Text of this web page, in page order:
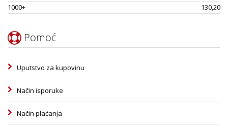
1000+
130,20
Pomoć
Uputstvo za kupovinu
Način isporuke
Način plaćanja